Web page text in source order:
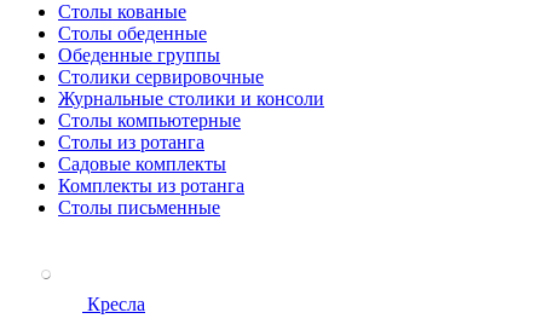
Столы кованые
Столы обеденные
Обеденные группы
Столики сервировочные
Журнальные столики и консоли
Столы компьютерные
Столы из ротанга
Садовые комплекты
Комплекты из ротанга
Столы письменные
Кресла